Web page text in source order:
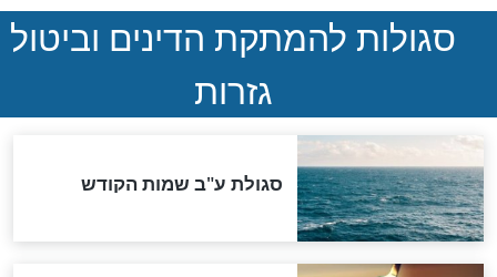
המסמך האבוד שנחשף
במרתפי מוסקבה: כתב היד
הנדיר של הרשב"ם התגלה